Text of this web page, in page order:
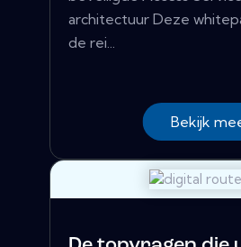
architectuur Deze
de rei...
Bekijk